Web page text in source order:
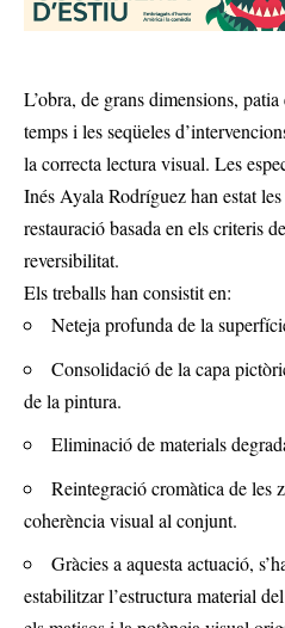
L’obra, de grans dimensions,
temps i les seqüeles
la correcta lectura visual. Les
Inés Ayala Rodríguez han estat
restauració basada en els criteris
reversibilitat.
Els treballs han consistit en:
Neteja profunda de la
Consolidació de la capa
de la pintura.
Eliminació de materials
Reintegració cromàtica de les
coherència visual al conjunt.
Gràcies a aquesta actuació,
estabilitzar l’estructura material